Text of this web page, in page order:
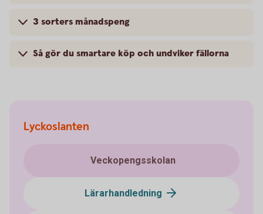
3 sorters månadspeng
Så gör du smartare köp och undviker fällorna
Lyckoslanten
Veckopengsskolan
Lärarhandledning